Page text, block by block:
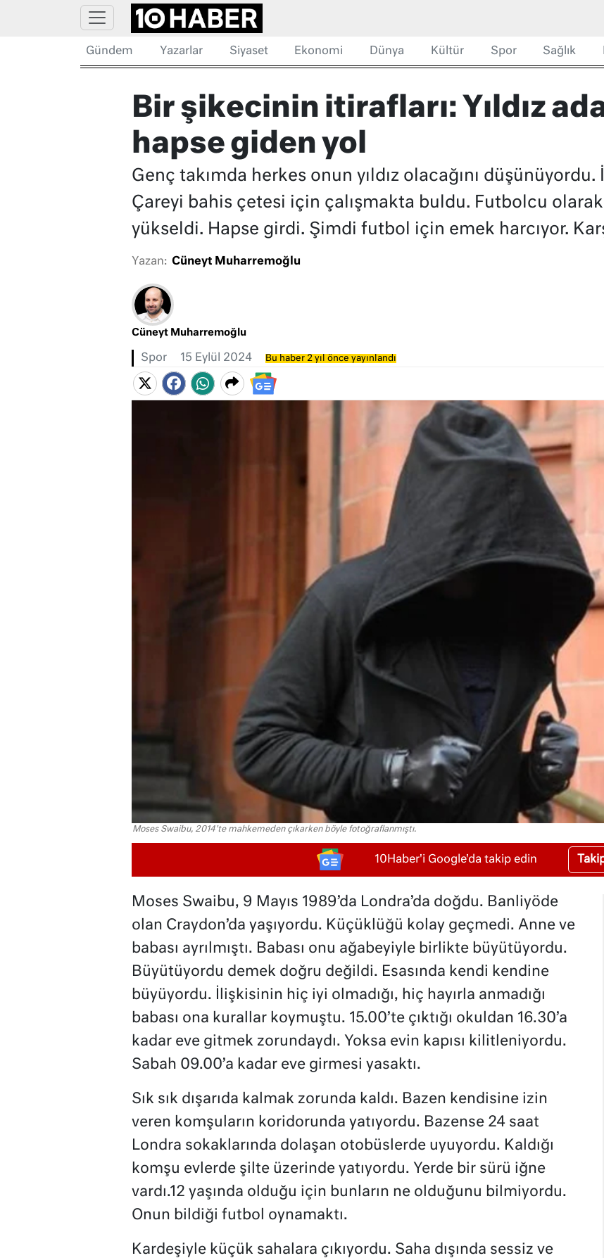
Gündem Yazarlar Siyaset Ekonomi Dünya Kültür Spor Sağlık
Bir şikecinin itirafları: Yıldız
hapse giden yol
Genç takımda herkes onun yıldız olacağını düşünüyordu.
Çareyi bahis çetesi için çalışmakta buldu. Futbolcu
yükseldi. Hapse girdi. Şimdi futbol için emek harcıyor.
Yazan: Cüneyt Muharremoğlu
Cüneyt Muharremoğlu
Spor 15 Eylül 2024 Bu haber 2 yıl önce yayınlandı
Moses Swaibu, 2014'te mahkemeden çıkarken böyle fotoğraflanmıştı.
10Haber'i Google'da takip edin
Moses Swaibu, 9 Mayıs 1989’da Londra’da doğdu. Banliyöde
olan Craydon’da yaşıyordu. Küçüklüğü kolay geçmedi. Anne ve
babası ayrılmıştı. Babası onu ağabeyiyle birlikte büyütüyordu.
Büyütüyordu demek doğru değildi. Esasında kendi kendine
büyüyordu. İlişkisinin hiç iyi olmadığı, hiç hayırla anmadığı
babası ona kurallar koymuştu. 15.00’te çıktığı okuldan 16.30’a
kadar eve gitmek zorundaydı. Yoksa evin kapısı kilitleniyordu.
Sabah 09.00’a kadar eve girmesi yasaktı.
Sık sık dışarıda kalmak zorunda kaldı. Bazen kendisine izin
veren komşuların koridorunda yatıyordu. Bazense 24 saat
Londra sokaklarında dolaşan otobüslerde uyuyordu. Kaldığı
komşu evlerde şilte üzerinde yatıyordu. Yerde bir sürü iğne
vardı.12 yaşında olduğu için bunların ne olduğunu bilmiyordu.
Onun bildiği futbol oynamaktı.
Kardeşiyle küçük sahalara çıkıyordu. Saha dışında sessiz ve